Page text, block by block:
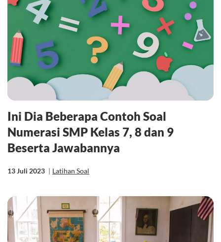
Ini Dia Beberapa Contoh Soal
Numerasi SMP Kelas 7, 8 dan 9
Beserta Jawabannya
13 Juli 2023 | Latihan Soal